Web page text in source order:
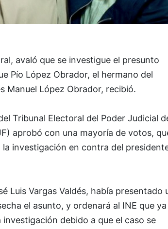
avaló que se investigue el presunto
Pío López Obrador, el hermano del
Manuel López Obrador, recibió.
Tribunal Electoral del Poder Judicial
aprobó con una mayoría de votos,
investigación en contra del
Luis Vargas Valdés, había presentado
el asunto, y ordenará al INE que
debido a que el caso se